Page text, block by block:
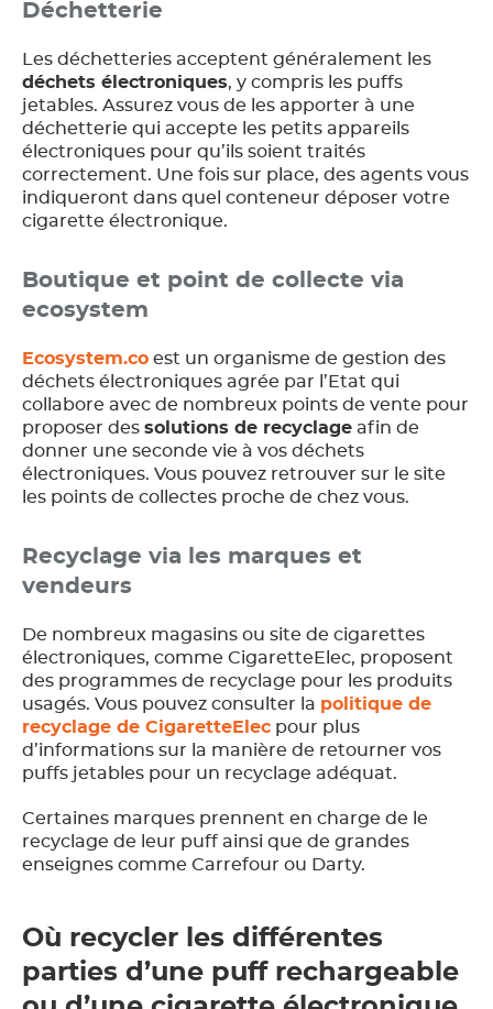
Déchetterie
Les déchetteries acceptent généralement les
déchets électroniques, y compris les puffs
jetables. Assurez vous de les apporter à une
déchetterie qui accepte les petits appareils
électroniques pour qu’ils soient traités
correctement. Une fois sur place, des agents vous
indiqueront dans quel conteneur déposer votre
cigarette électronique.
Boutique et point de collecte via
ecosystem
Ecosystem.co est un organisme de gestion des
déchets électroniques agrée par l’Etat qui
collabore avec de nombreux points de vente pour
proposer des solutions de recyclage afin de
donner une seconde vie à vos déchets
électroniques. Vous pouvez retrouver sur le site
les points de collectes proche de chez vous.
Recyclage via les marques et
vendeurs
De nombreux magasins ou site de cigarettes
électroniques, comme CigaretteElec, proposent
des programmes de recyclage pour les produits
usagés. Vous pouvez consulter la politique de
recyclage de CigaretteElec pour plus
d’informations sur la manière de retourner vos
puffs jetables pour un recyclage adéquat.
Certaines marques prennent en charge de le
recyclage de leur puff ainsi que de grandes
enseignes comme Carrefour ou Darty.
Où recycler les différentes
parties d’une puff rechargeable